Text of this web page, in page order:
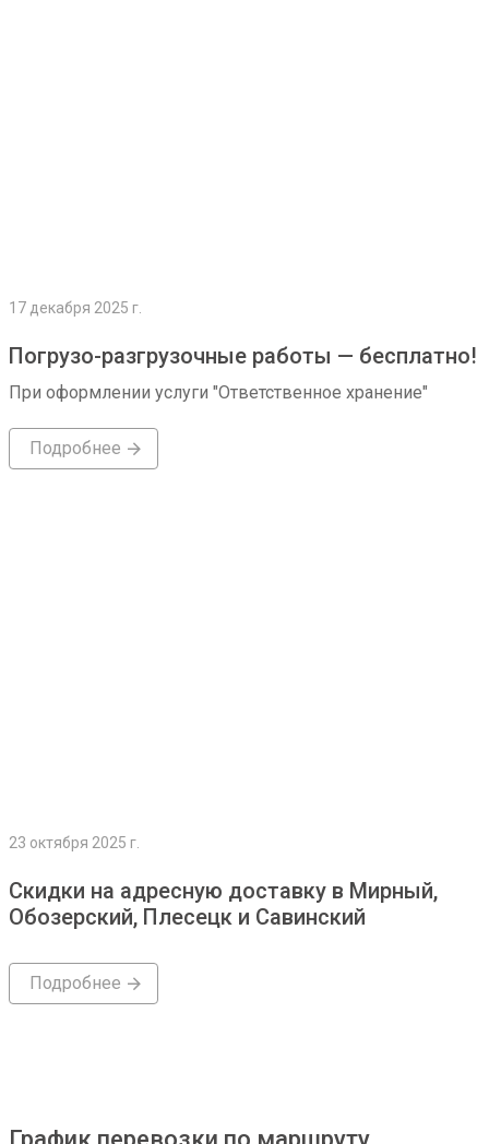
17 декабря 2025 г.
Погрузо-разгрузочные работы — бесплатно!
При оформлении услуги "Ответственное хранение"
Подробнее
23 октября 2025 г.
Скидки на адресную доставку в Мирный,
Обозерский, Плесецк и Савинский
Подробнее